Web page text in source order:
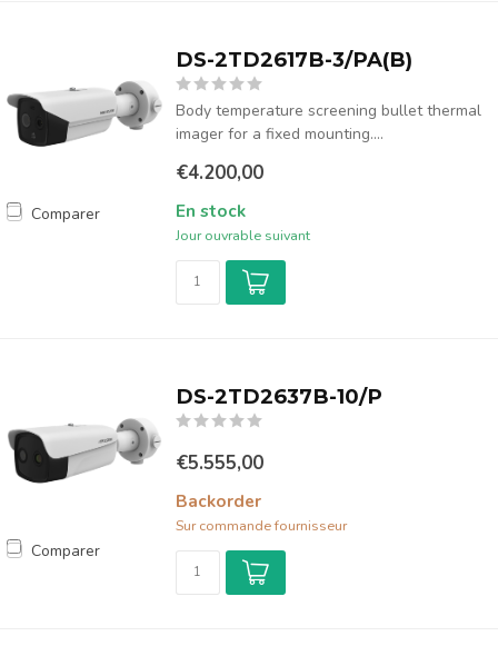
Comparer
DS-2TD2617B-3/PA(B)
Body temperature screening bullet thermal
imager for a fixed mounting....
€4.200,00
En stock
Jour ouvrable suivant
Comparer
DS-2TD2637B-10/P
€5.555,00
Backorder
Sur commande fournisseur